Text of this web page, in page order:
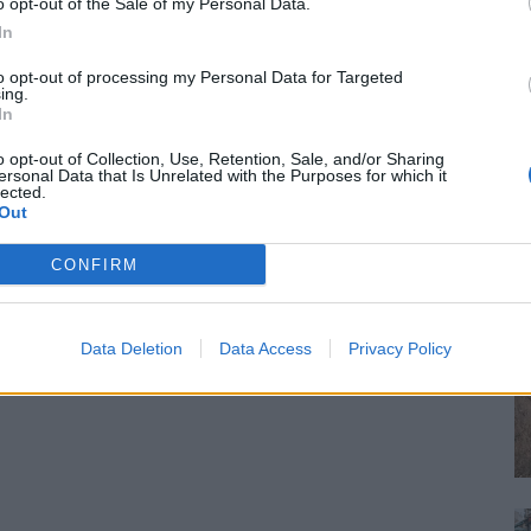
opt-out of processing my Personal Data for Targeted
opt-out of Collection, Use, Retention, Sale, and/or Sharing
Data that Is Unrelated with the Purposes for which it
CONFIRM
Data Deletion Data Access Privacy Policy